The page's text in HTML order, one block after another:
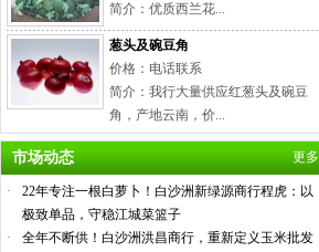
简介：优质西兰花...
葱头及碗豆角
价格：电话联系
简介：我行大量供应红葱头及碗豆
角，产地云南，价...
市场动态 更多
·
22年专注一根白萝卜！白沙洲新绿源商行程虎：以
极致单品，守稳江城菜篮子
·
全年不断供！白沙洲洪昌商行，重新定义玉米批发